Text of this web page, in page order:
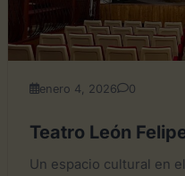
enero 4, 2026 0
Teatro León
Un espacio cultural en